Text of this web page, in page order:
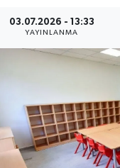
03.07.2026 - 13:33
YAYINLANMA